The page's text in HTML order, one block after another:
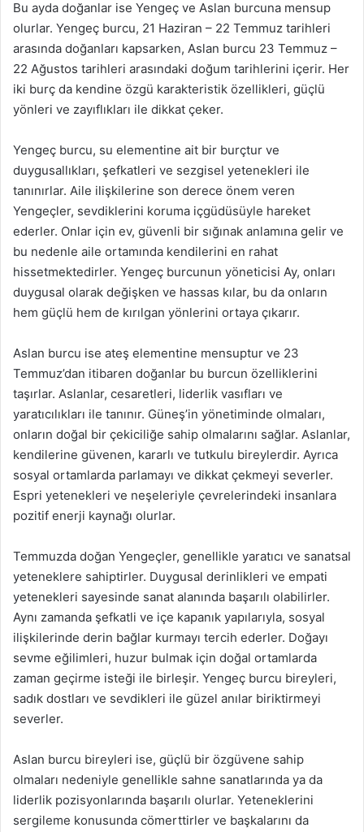
Bu ayda doğanlar ise Yengeç ve Aslan burcuna mensup
olurlar. Yengeç burcu, 21 Haziran – 22 Temmuz tarihleri
arasında doğanları kapsarken, Aslan burcu 23 Temmuz –
22 Ağustos tarihleri arasındaki doğum tarihlerini içerir. Her
iki burç da kendine özgü karakteristik özellikleri, güçlü
yönleri ve zayıflıkları ile dikkat çeker.
Yengeç burcu, su elementine ait bir burçtur ve
duygusallıkları, şefkatleri ve sezgisel yetenekleri ile
tanınırlar. Aile ilişkilerine son derece önem veren
Yengeçler, sevdiklerini koruma içgüdüsüyle hareket
ederler. Onlar için ev, güvenli bir sığınak anlamına gelir ve
bu nedenle aile ortamında kendilerini en rahat
hissetmektedirler. Yengeç burcunun yöneticisi Ay, onları
duygusal olarak değişken ve hassas kılar, bu da onların
hem güçlü hem de kırılgan yönlerini ortaya çıkarır.
Aslan burcu ise ateş elementine mensuptur ve 23
Temmuz’dan itibaren doğanlar bu burcun özelliklerini
taşırlar. Aslanlar, cesaretleri, liderlik vasıfları ve
yaratıcılıkları ile tanınır. Güneş’in yönetiminde olmaları,
onların doğal bir çekiciliğe sahip olmalarını sağlar. Aslanlar,
kendilerine güvenen, kararlı ve tutkulu bireylerdir. Ayrıca
sosyal ortamlarda parlamayı ve dikkat çekmeyi severler.
Espri yetenekleri ve neşeleriyle çevrelerindeki insanlara
pozitif enerji kaynağı olurlar.
Temmuzda doğan Yengeçler, genellikle yaratıcı ve sanatsal
yeteneklere sahiptirler. Duygusal derinlikleri ve empati
yetenekleri sayesinde sanat alanında başarılı olabilirler.
Aynı zamanda şefkatli ve içe kapanık yapılarıyla, sosyal
ilişkilerinde derin bağlar kurmayı tercih ederler. Doğayı
sevme eğilimleri, huzur bulmak için doğal ortamlarda
zaman geçirme isteği ile birleşir. Yengeç burcu bireyleri,
sadık dostları ve sevdikleri ile güzel anılar biriktirmeyi
severler.
Aslan burcu bireyleri ise, güçlü bir özgüvene sahip
olmaları nedeniyle genellikle sahne sanatlarında ya da
liderlik pozisyonlarında başarılı olurlar. Yeteneklerini
sergileme konusunda cömerttirler ve başkalarını da